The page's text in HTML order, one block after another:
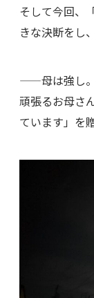
そして今回、
きな決断をし
——母は強し。
頑張るお母さ
ています」を